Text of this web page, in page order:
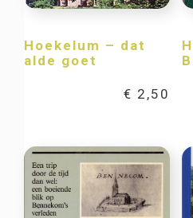
Hoekelum – dat
alde goet
€ 2,50